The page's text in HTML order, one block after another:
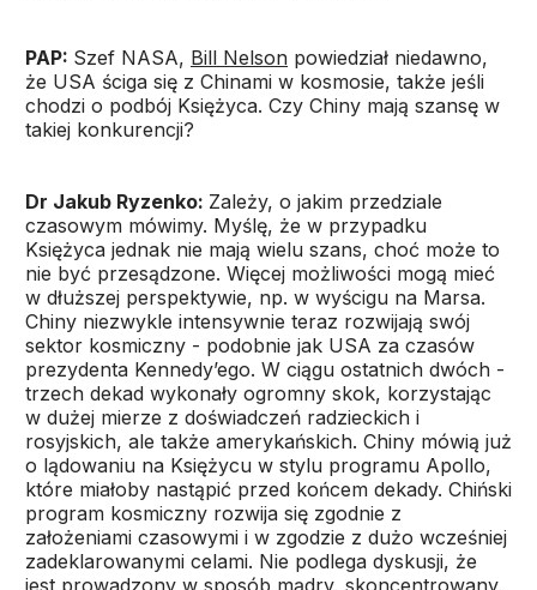
PAP: Szef NASA, Bill Nelson powiedział niedawno,
że USA ściga się z Chinami w kosmosie, także jeśli
chodzi o podbój Księżyca. Czy Chiny mają szansę w
takiej konkurencji?
Dr Jakub Ryzenko: Zależy, o jakim przedziale
czasowym mówimy. Myślę, że w przypadku
Księżyca jednak nie mają wielu szans, choć może to
nie być przesądzone. Więcej możliwości mogą mieć
w dłuższej perspektywie, np. w wyścigu na Marsa.
Chiny niezwykle intensywnie teraz rozwijają swój
sektor kosmiczny - podobnie jak USA za czasów
prezydenta Kennedy’ego. W ciągu ostatnich dwóch -
trzech dekad wykonały ogromny skok, korzystając
w dużej mierze z doświadczeń radzieckich i
rosyjskich, ale także amerykańskich. Chiny mówią już
o lądowaniu na Księżycu w stylu programu Apollo,
które miałoby nastąpić przed końcem dekady. Chiński
program kosmiczny rozwija się zgodnie z
założeniami czasowymi i w zgodzie z dużo wcześniej
zadeklarowanymi celami. Nie podlega dyskusji, że